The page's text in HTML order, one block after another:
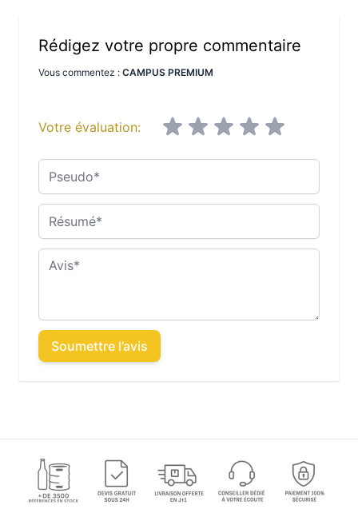
Rédigez votre propre commentaire
Vous commentez : CAMPUS PREMIUM
Votre évaluation:
Pseudo
Résumé
Avis
Soumettre l’avis